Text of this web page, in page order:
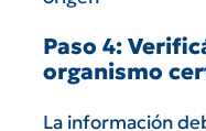
Paso 4:
organismo
La información